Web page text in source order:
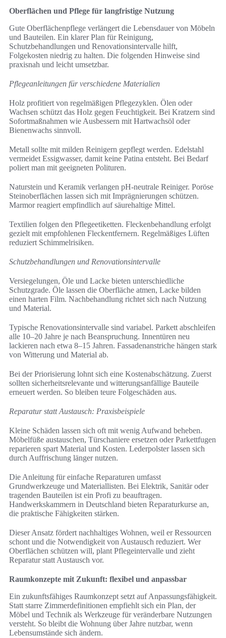
Oberflächen und Pflege für langfristige Nutzung
Gute Oberflächenpflege verlängert die Lebensdauer von Möbeln
und Bauteilen. Ein klarer Plan für Reinigung,
Schutzbehandlungen und Renovationsintervalle hilft,
Folgekosten niedrig zu halten. Die folgenden Hinweise sind
praxisnah und leicht umsetzbar.
Pflegeanleitungen für verschiedene Materialien
Holz profitiert von regelmäßigen Pflegezyklen. Ölen oder
Wachsen schützt das Holz gegen Feuchtigkeit. Bei Kratzern sind
Sofortmaßnahmen wie Ausbessern mit Hartwachsöl oder
Bienenwachs sinnvoll.
Metall sollte mit milden Reinigern gepflegt werden. Edelstahl
vermeidet Essigwasser, damit keine Patina entsteht. Bei Bedarf
poliert man mit geeigneten Polituren.
Naturstein und Keramik verlangen pH-neutrale Reiniger. Poröse
Steinoberflächen lassen sich mit Imprägnierungen schützen.
Marmor reagiert empfindlich auf säurehaltige Mittel.
Textilien folgen den Pflegeetiketten. Fleckenbehandlung erfolgt
gezielt mit empfohlenen Fleckentfernern. Regelmäßiges Lüften
reduziert Schimmelrisiken.
Schutzbehandlungen und Renovationsintervalle
Versiegelungen, Öle und Lacke bieten unterschiedliche
Schutzgrade. Öle lassen die Oberfläche atmen, Lacke bilden
einen harten Film. Nachbehandlung richtet sich nach Nutzung
und Material.
Typische Renovationsintervalle sind variabel. Parkett abschleifen
alle 10–20 Jahre je nach Beanspruchung. Innentüren neu
lackieren nach etwa 8–15 Jahren. Fassadenanstriche hängen stark
von Witterung und Material ab.
Bei der Priorisierung lohnt sich eine Kostenabschätzung. Zuerst
sollten sicherheitsrelevante und witterungsanfällige Bauteile
erneuert werden. So bleiben teure Folgeschäden aus.
Reparatur statt Austausch: Praxisbeispiele
Kleine Schäden lassen sich oft mit wenig Aufwand beheben.
Möbelfüße austauschen, Türschaniere ersetzen oder Parkettfugen
reparieren spart Material und Kosten. Lederpolster lassen sich
durch Auffrischung länger nutzen.
Die Anleitung für einfache Reparaturen umfasst
Grundwerkzeuge und Materiallisten. Bei Elektrik, Sanitär oder
tragenden Bauteilen ist ein Profi zu beauftragen.
Handwerkskammern in Deutschland bieten Reparaturkurse an,
die praktische Fähigkeiten stärken.
Dieser Ansatz fördert nachhaltiges Wohnen, weil er Ressourcen
schont und die Notwendigkeit von Austausch reduziert. Wer
Oberflächen schützen will, plant Pflegeintervalle und zieht
Reparatur statt Austausch vor.
Raumkonzepte mit Zukunft: flexibel und anpassbar
Ein zukunftsfähiges Raumkonzept setzt auf Anpassungsfähigkeit.
Statt starre Zimmerdefinitionen empfiehlt sich ein Plan, der
Möbel und Technik als Werkzeuge für veränderbare Nutzungen
versteht. So bleibt die Wohnung über Jahre nutzbar, wenn
Lebensumstände sich ändern.